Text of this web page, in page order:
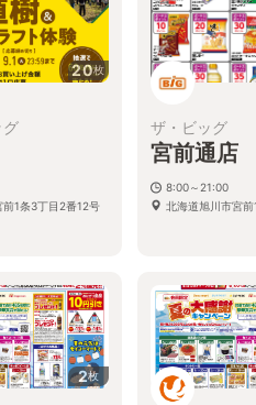
20枚
グ
1条3丁目2番12号
ザ・ビッグ
宮前通店
8:00～21:00
北海道旭川市宮
2枚